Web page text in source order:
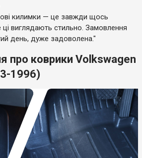
килимки — це завжди щось
ці виглядають стильно. Замовлення
день, дуже задоволена."
про коврики Volkswagen
1996)